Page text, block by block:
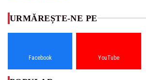
URMĂREȘTE-NE PE
Facebook YouTube